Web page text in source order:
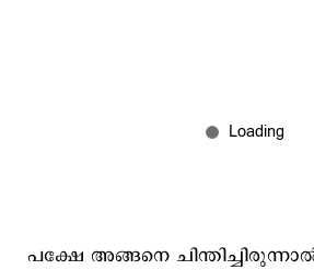
പക്ഷേ അങ്ങനെ